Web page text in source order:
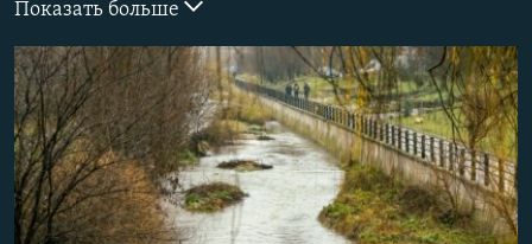
КРЫМ.НЕПОКОРЕННЫЙ
ELIFBE
УКРАИНСКАЯ ПРОБЛЕМА КРЫМА
ПРИСОЕДИНЯЙТЕСЬ!
Все сайты RFE/RL
Показать больше